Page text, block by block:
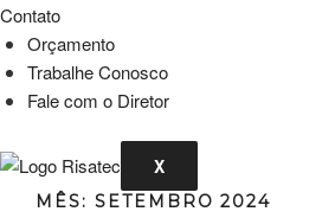
Contato
Orçamento
Trabalhe Conosco
Fale com o Diretor
X
MÊS: SETEMBRO 2024